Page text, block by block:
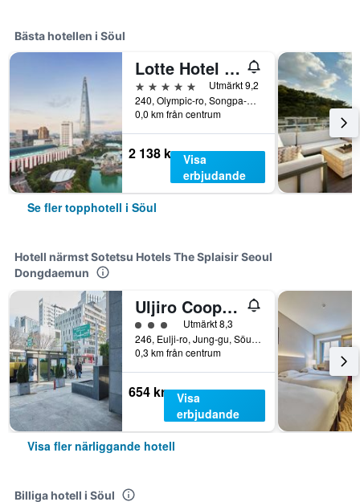
Bästa hotellen i Söul
Lotte Hotel World
5 stjärnor
Utmärkt 9,2
240, Olympic-ro, Songpa-gu, Söul, Sydkorea
0,0 km från centrum
2 138 kr Visa
erbjudande
Se fler topphotell i Söul
Hotell närmst Sotetsu Hotels The Splaisir Seoul
Dongdaemun
Uljiro Coop Residence Dongdaemun
Klasskategori: 3
Utmärkt 8,3
246, Eulji-ro, Jung-gu, Söul, Sydkorea
0,3 km från centrum
654 kr
Visa
erbjudande
Visa fler närliggande hotell
Billiga hotell i Söul